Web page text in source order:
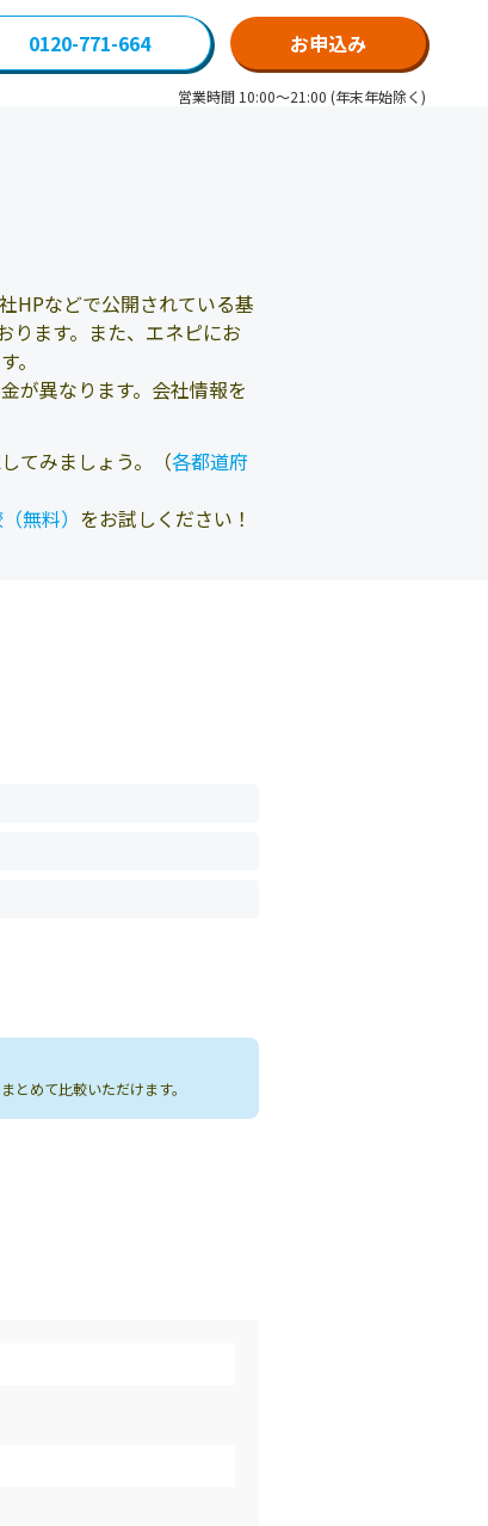
0120-771-664 お申込み
営業時間 10:00～21:00 (年末年始除く)
HPなどで公開されている基
ります。また、エネピにお
。
が異なります。会社情報を
てみましょう。（各都道府
無料） をお試しください！
めて比較いただけます。